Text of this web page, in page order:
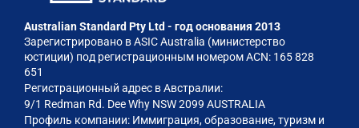
Australian Standard Pty Ltd - год основания 2013
Зарегистрировано в ASIC Australia (министерство
юстиции) под регистрационным номером ACN: 165 828
651
Регистрационный адрес в Австралии:
9/1 Redman Rd. Dee Why NSW 2099 AUSTRALIA
Профиль компании: Иммиграция, образование, туризм и